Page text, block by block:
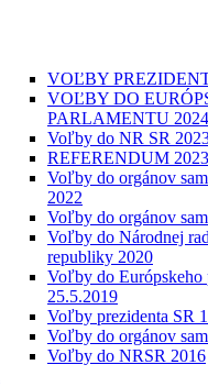
VOĽBY
VOĽBY DO
PARLAMENTU 2024
Voľby do NR SR
REFERENDUM 2023
Voľby do orgánov
2022
Voľby do orgánov
Voľby do Národnej
republiky 2020
Voľby do Európskeho
25.5.2019
Voľby prezidenta SR
Voľby do orgánov
Voľby do NRSR 2016